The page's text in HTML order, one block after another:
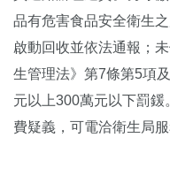
品有危害食品安全衛生
啟動回收並依法通報；
生管理法》第7條第5項
元以上300萬元以下罰
費疑義，可電洽衛生局